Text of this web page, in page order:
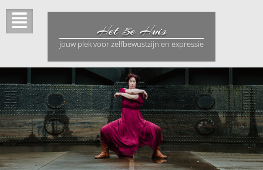
naar
Het 5e Huis
jouw plek voor zelfbewustzijn en expressie